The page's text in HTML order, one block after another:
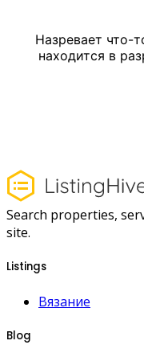
Назревает что-
находится в
Search properties,
site.
Listings
Вязание
Blog